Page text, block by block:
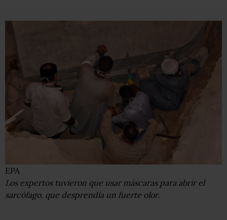
EPA
Los expertos tuvieron que usar máscaras para abrir el
sarcófago, que desprendía un fuerte olor.